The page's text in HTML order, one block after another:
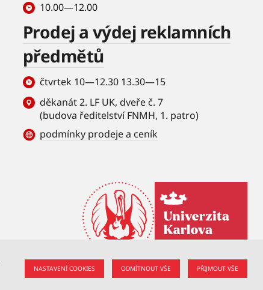
10.00—12.00
Prodej a výdej reklamních
předmětů
čtvrtek 10—12.30 13.30—15
děkanát 2. LF UK, dveře č. 7
(budova ředitelství FNMH, 1. patro)
podmínky prodeje a ceník
NASTAVENÍ COOKIES ODMÍTNOUT VŠE PŘIJMOUT VŠE